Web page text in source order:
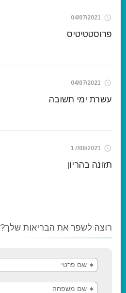
04/07/2021
פרוסטטיטיס
04/07/2021
עשרת ימי תשובה
17/08/2021
תזונה בהריון
רוצה לשפר את הבריאות שלך?